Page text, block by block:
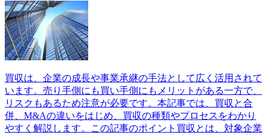
買収は、企業の成長や事業承継の手法として広く活用されて
います。売り手側にも買い手側にもメリットがある一方で、
リスクもあるため注意が必要です。本記事では、買収と合
併、M&Aの違いをはじめ、買収の種類やプロセスをわかり
やすく解説します。この記事のポイント買収とは、対象企業